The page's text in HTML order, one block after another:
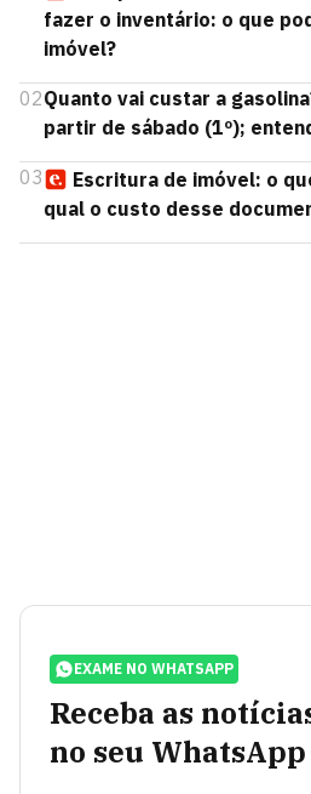
fazer o inventário: o que
imóvel?
02Quanto vai custar a
partir de sábado (1º);
03
Escritura de imóvel: o
qual o custo desse
EXAME NO WHATSAPP
Receba as
no seu WhatsApp